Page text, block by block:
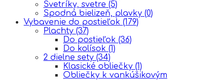
Svetríky, svetre (5)
Spodná bielizeň, plavky (0)
Vybavenie do postieľok (179)
Plachty (37)
Do postieľok (36)
Do kolísok (1)
2 dielne sety (34)
Klasické obliečky (1)
Obliečky k vankúšikovým